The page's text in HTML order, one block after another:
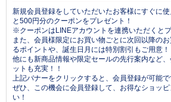
新規会員登録をしていただいたお客様にすぐに
と500円分のクーポンをプレゼント！
※クーポンはLINEアカウントを連携いただくとプ
また、会員様限定にお買い物ごとに次回以降の
るポイントや、誕生日月には特別割引もご用意！
他にも新商品情報や限定セールの先行案内など
ットも充実！！
上記バナーをクリックすると、会員登録が可能で
ぜひ、この機会に会員登録して、お得なショッ
い！